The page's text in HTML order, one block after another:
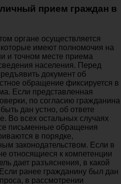
прием граждан в
органе осуществляется
имеют полномочия на
и точном месте приема
населения. Перед
документ об
обращение фиксируется в
Если представленная
по согласию гражданина
дан устно, об ответе
Во всех остальных случаях
письменные обращения
в порядке,
законодательством. Если в
относящиеся к компетенции
дает разъяснения, в какой
ранее гражданину был дан
в рассмотрении